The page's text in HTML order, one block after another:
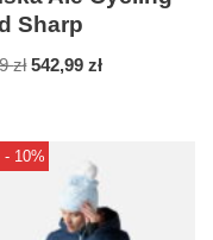
Sharp
zł 542,99zł
- 10%